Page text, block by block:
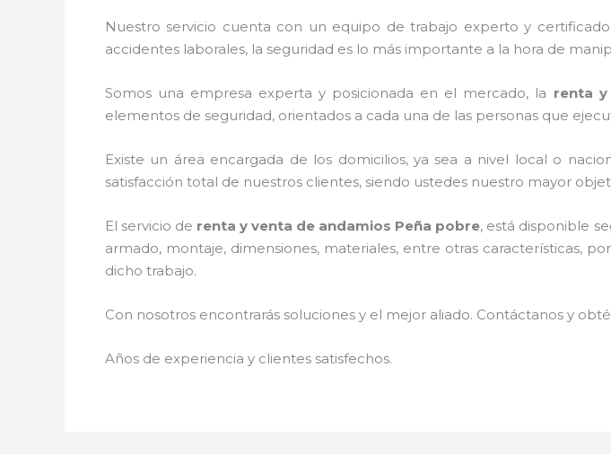
Nuestro servicio cuenta con un equipo de trabajo experto y
accidentes laborales, la seguridad es lo más importante a la hora de
Somos una empresa experta y posicionada en el mercado, la renta
elementos de seguridad, orientados a cada una de las personas que
Existe un área encargada de los domicilios, ya sea a nivel local o
satisfacción total de nuestros clientes, siendo ustedes nuestro mayor
El servicio de renta y venta de andamios Peña pobre, está disponible
armado, montaje, dimensiones, materiales, entre otras características,
dicho trabajo.
Con nosotros encontrarás soluciones y el mejor aliado. Contáctanos y
Años de experiencia y clientes satisfechos.